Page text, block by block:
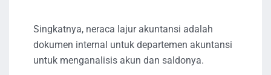
Singkatnya, neraca lajur akuntansi adalah
dokumen internal untuk departemen akuntansi
untuk menganalisis akun dan saldonya.